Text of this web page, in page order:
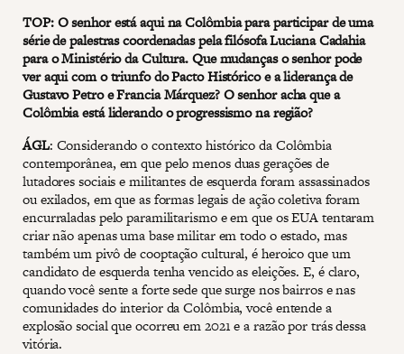
TOP: O senhor está aqui na Colômbia para participar de uma
série de palestras coordenadas pela filósofa Luciana Cadahia
para o Ministério da Cultura. Que mudanças o senhor pode
ver aqui com o triunfo do Pacto Histórico e a liderança de
Gustavo Petro e Francia Márquez? O senhor acha que a
Colômbia está liderando o progressismo na região?
ÁGL: Considerando o contexto histórico da Colômbia
contemporânea, em que pelo menos duas gerações de
lutadores sociais e militantes de esquerda foram assassinados
ou exilados, em que as formas legais de ação coletiva foram
encurraladas pelo paramilitarismo e em que os EUA tentaram
criar não apenas uma base militar em todo o estado, mas
também um pivô de cooptação cultural, é heroico que um
candidato de esquerda tenha vencido as eleições. E, é claro,
quando você sente a forte sede que surge nos bairros e nas
comunidades do interior da Colômbia, você entende a
explosão social que ocorreu em 2021 e a razão por trás dessa
vitória.